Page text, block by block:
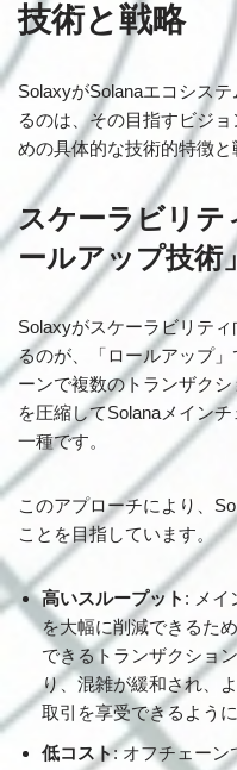
技術と戦略
SolaxyがSolanaエコシス
るのは、その目指すビジ
めの具体的な技術的特徴と
スケーラビリテ
ールアップ技術
Solaxyがスケーラビリテ
るのが、「ロールアップ
ーンで複数のトランザク
を圧縮してSolanaメイン
一種です。
このアプローチにより、
ことを目指しています。
高いスループット : メイ
を大幅に削減できるた
できるトランザクショ
り、混雑が緩和され、
取引を享受できるように
低コスト: オフチェーン